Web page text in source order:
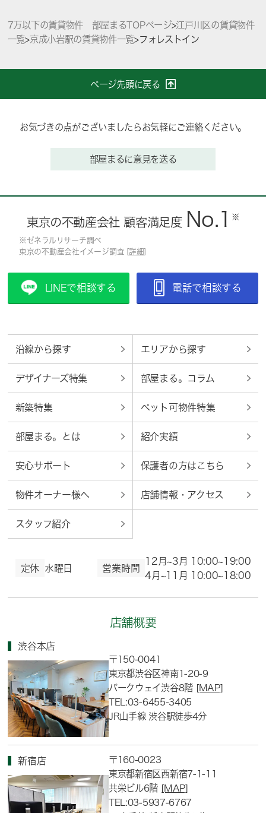
7万以下の賃貸物件 部屋まるTOPページ>江戸川区の賃貸物件
一覧>京成小岩駅の賃貸物件一覧>フォレストイン
ページ先頭に戻る
お気づきの点がございましたらお気軽にご連絡ください。
部屋まるに意見を送る
東京の不動産会社 顧客満足度 No.1 ※
※ゼネラルリサーチ調べ
東京の不動産会社イメージ調査 [ 詳細
LINEで相談する 電話で相談する
沿線から探す エリアから探す
デザイナーズ特集 部屋まる。コラム
新築特集 ペット可物件特集
部屋まる。とは 紹介実績
安心サポート 保護者の方はこちら
物件オーナー様へ 店舗情報・アクセス
スタッフ紹介
定休 水曜日 営業時間
12月~3月 10:00~19:00
4月~11月 10:00~18:00
店舗概要
渋谷本店
〒150-0041
東京都渋谷区神南1-20-9
パークウェイ渋谷8階 [MAP]
TEL:03-6455-3405
JR山手線 渋谷駅徒歩4分
新宿店
〒160-0023
東京都新宿区西新宿7-1-11
共栄ビル6階 [MAP]
TEL:03-5937-6767